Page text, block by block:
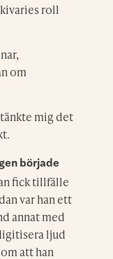
roll
om
tänkte mig det
började
fick tillfälle
var han ett
annat med
ljud
att han